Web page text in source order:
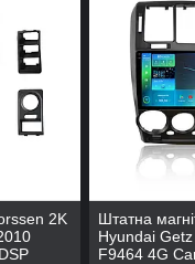
2K
Штатна
Hyundai
F9464 4G